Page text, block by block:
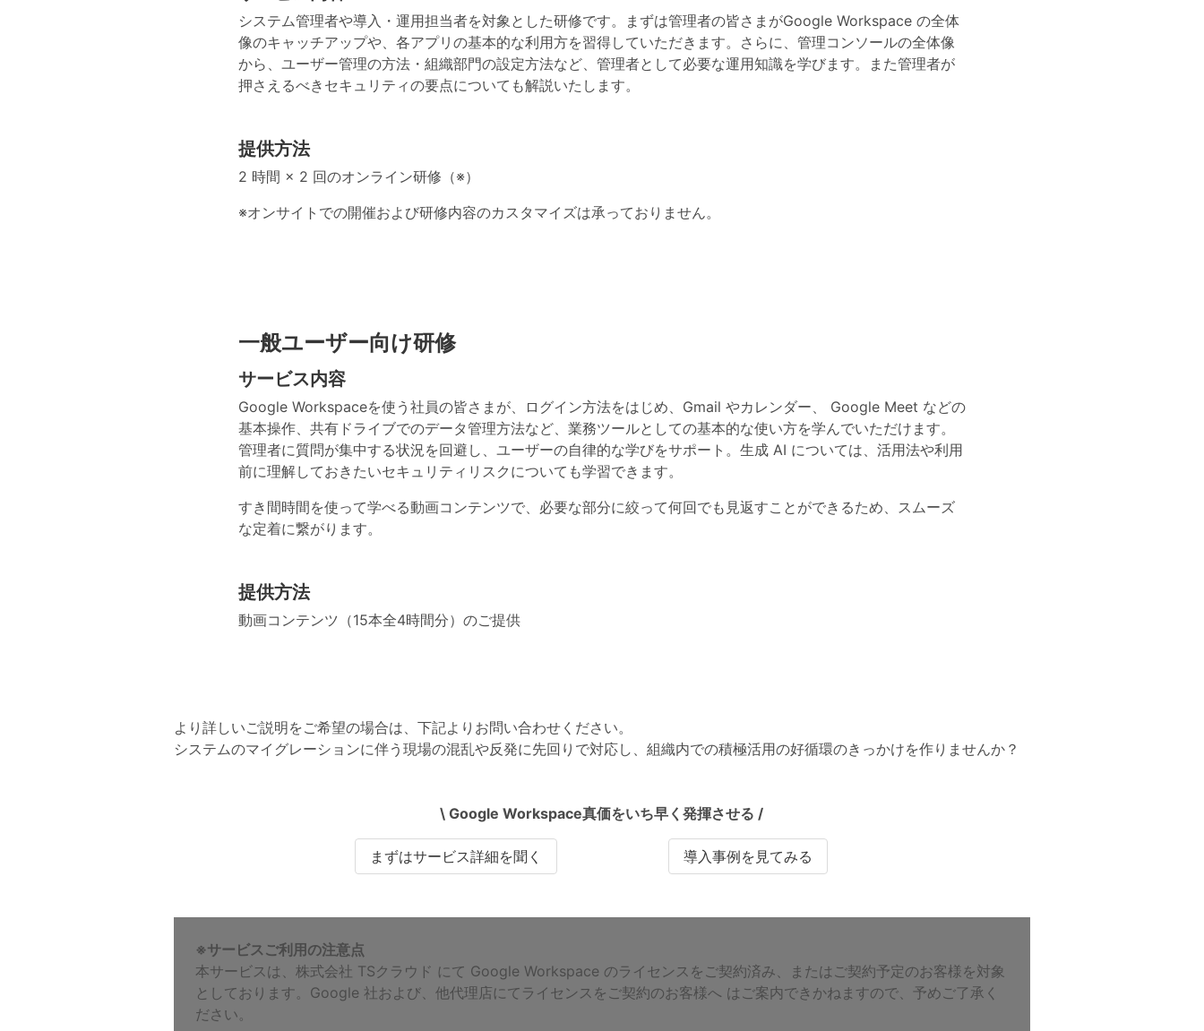
システム管理者や導入・運用担当者を対象とした研修です。まずは管理者の皆さまがGoogle Workspace の全体
像のキャッチアップや、各アプリの基本的な利用方を習得していただきます。さらに、 管理コンソールの全体像
から、ユーザー管理の方法・組織部門の設定方法など、管理者として必要な運用知識を学びます。また管理者が
押さえるべきセキュリティの要点についても解説いたします。
提供方法
2 時間 × 2 回のオンライン研修（※）
※オンサイトでの開催および研修内容のカスタマイズは承っておりません。
一般ユーザー向け研修
サービス内容
Google Workspaceを使う社員の皆さまが、ログイン方法をはじめ、Gmail やカレンダー、 Google Meet などの
基本操作、共有ドライブでのデータ管理方法など、 業務ツールとしての基本的な使い方を学んでいただけます。
管理者に質問が集中する状況を回避し、ユーザーの自律的な学びをサポート 。生成 AI については、活用法や利用
前に理解しておきたいセキュリティリスクについても学習できます。
すき間時間を使って学べる動画コンテンツで、必要な部分に絞って何回でも見返すことができるため、スムーズ
な定着に繋がります。
提供方法
動画コンテンツ（15本全4時間分）のご提供
より詳しいご説明をご希望の場合は、下記よりお問い合わせください。
システムのマイグレーションに伴う現場の混乱や反発に先回りで対応し、組織内での積極活用の好循環のきっかけを作りませんか？
\ Google Workspace真価をいち早く発揮させる /
まずはサービス詳細を聞く 導入事例を見てみる
※サービスご利用の注意点
本サービスは、株式会社 TSクラウド にて Google Workspace のライセンスをご契約済み、またはご契約予定のお客様を対象
としております。Google 社および、他代理店にてライセンスをご契約のお客様へ はご案内できかねますので、予めご了承く
ださい。